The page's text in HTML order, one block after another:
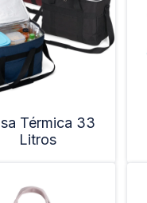
Térmica 33
Litros